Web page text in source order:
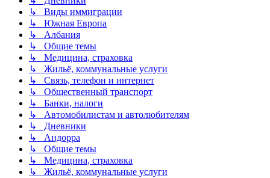
↳ Виды иммиграции
↳ Южная Европа
↳ Албания
↳ Общие темы
↳ Медицина, страховка
↳ Жильё, коммунальные услуги
↳ Связь, телефон и интернет
↳ Общественный транспорт
↳ Банки, налоги
↳ Автомобилистам и автолюбителям
↳ Дневники
↳ Андорра
↳ Общие темы
↳ Медицина, страховка
↳ Жильё, коммунальные услуги